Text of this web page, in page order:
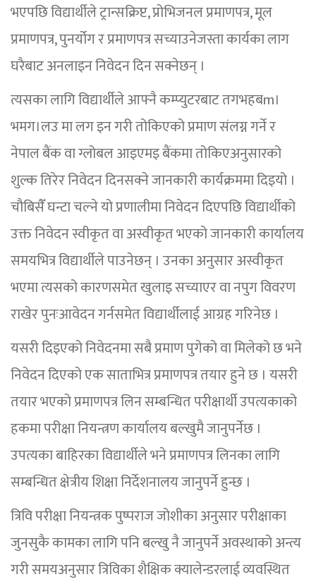
भएपछि विद्यार्थीले ट्रान्सक्रिप्ट, प्रोभिजनल प्रमाणपत्र, मूल
प्रमाणपत्र, पुनर्योग र प्रमाणपत्र सच्याउनेजस्ता कार्यका लाग
घरैबाट अनलाइन निवेदन दिन सक्नेछन् ।
त्यसका लागि विद्यार्थीले आफ्नै कम्प्युटरबाट तगभहबm।
भमग।लउ मा लग इन गरी तोकिएको प्रमाण संलग्न गर्ने र
नेपाल बैंक वा ग्लोबल आइएमइ बैंकमा तोकिएअनुसारको
शुल्क तिरेर निवेदन दिनसक्ने जानकारी कार्यक्रममा दिइयो ।
चौबिसैँ घन्टा चल्ने यो प्रणालीमा निवेदन दिएपछि विद्यार्थीको
उक्त निवेदन स्वीकृत वा अस्वीकृत भएको जानकारी कार्यालय
समयभित्र विद्यार्थीले पाउनेछन् । उनका अनुसार अस्वीकृत
भएमा त्यसको कारणसमेत खुलाइ सच्याएर वा नपुग विवरण
राखेर पुनःआवेदन गर्नसमेत विद्यार्थीलाई आग्रह गरिनेछ ।
यसरी दिइएको निवेदनमा सबै प्रमाण पुगेको वा मिलेको छ भने
निवेदन दिएको एक साताभित्र प्रमाणपत्र तयार हुने छ । यसरी
तयार भएको प्रमाणपत्र लिन सम्बन्धित परीक्षार्थी उपत्यकाको
हकमा परीक्षा नियन्त्रण कार्यालय बल्खुमै जानुपर्नेछ ।
उपत्यका बाहिरका विद्यार्थीले भने प्रमाणपत्र लिनका लागि
सम्बन्धित क्षेत्रीय शिक्षा निर्देशनालय जानुपर्ने हुन्छ ।
त्रिवि परीक्षा नियन्त्रक पुष्पराज जोशीका अनुसार परीक्षाका
जुनसुकै कामका लागि पनि बल्खु नै जानुपर्ने अवस्थाको अन्त्य
गरी समयअनुसार त्रिविका शैक्षिक क्यालेन्डरलाई व्यवस्थित